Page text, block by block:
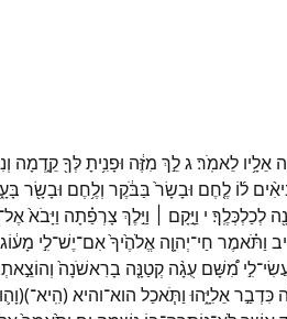
אֵלָ֥יו לֵאמֹֽר׃גלֵ֣ךְ מִזֶּ֔ה וּפָנִ֥יתָלְּךָ֖קֵ֑דְמָה
ל֜וֹ לֶ֤חֶם וּבָשָׂר֙ בַּבֹּ֔קֶר וְלֶ֥חֶם וּבָשָׂ֖ר
לְכַלְכְּלֶֽךָ׃ י וַיָּ֣קָם ׀ וַיֵּ֣לֶךְ צָרְפַ֗תָה וַיָּבֹא֙אֶל־
יב וַתֹּ֗אמֶר חַי־יְהוָ֤ה אֱלֹהֶ֙יךָ֙אִם־יֶשׁ־לִ֣י מָע֔וֹג
לִ֣י מִ֠שָּׁם עֻגָ֨ה קְטַנָּ֤ה בָרִאשֹׁנָה֙ וְהוֹצֵ֣אתְ
כִּדְבַ֣ראֵלִיָּ֑הוּ וַתֹּ֧אכַל הוא־והיא(הִֽיא־)
(